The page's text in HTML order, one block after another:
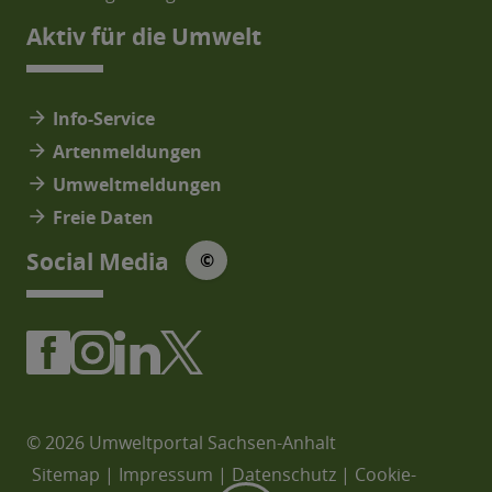
Aktiv für die Umwelt
arrow_forward Info-Service
arrow_forward Artenmeldungen
arrow_forward Umweltmeldungen
arrow_forward Freie Daten
Social Media © © Social Media Icons: jam-
© 2026 Umweltportal Sachsen-Anhalt
Sitemap | Impressum | Datenschutz | Cookie-